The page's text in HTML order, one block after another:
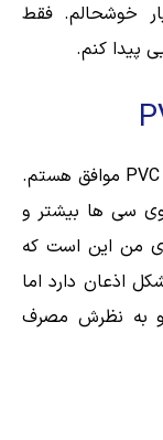
خوشحالم. فقط
پیدا کنم.
من هم در مورد ارتباط مشکلات گوارشی با PVC موافق هستم.
سی ها بیشتر و
من این است که
اذعان دارد اما
به نظرش مصرف